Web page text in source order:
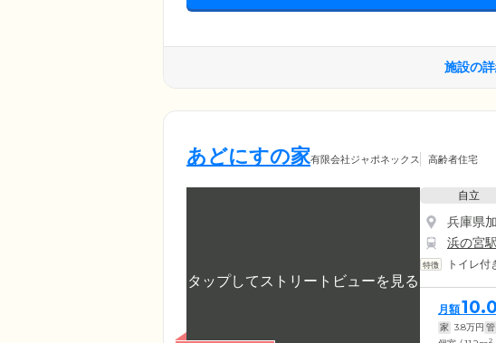
施設の
あどにすの家有限会社ジャポネックス 高齢者住宅
自立
兵庫県
浜の宮駅
トイレ付
月額10.0
家 3.8万円 管
2